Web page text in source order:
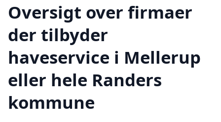
Oversigt over firmaer
der tilbyder
haveservice i Mellerup
eller hele Randers
kommune